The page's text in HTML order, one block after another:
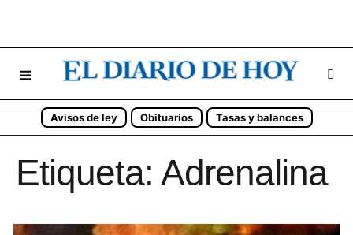
Avisos de ley Obituarios Tasas y balances
Etiqueta: Adrenalina